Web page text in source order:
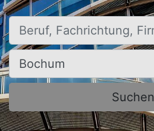
Beruf, Fachrichtung, Firma
Ort, Stadt
Suchen